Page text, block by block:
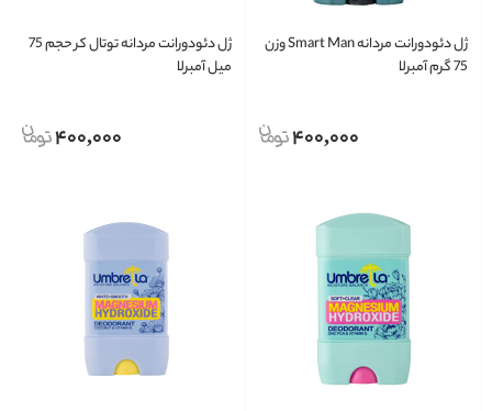
ژل دئودورانت مردانه Smart Man وزن
75 گرم آمبرلا
400,000
ژل دئودورانت مردانه توتال کر حجم 75
میل آمبرلا
400,000